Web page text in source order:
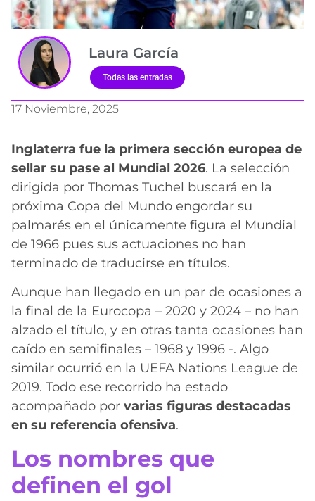
Laura García
Todas las entradas
17 Noviembre, 2025
Inglaterra fue la primera sección europea de
sellar su pase al Mundial 2026. La selección
dirigida por Thomas Tuchel buscará en la
próxima Copa del Mundo engordar su
palmarés en el únicamente figura el Mundial
de 1966 pues sus actuaciones no han
terminado de traducirse en títulos.
Aunque han llegado en un par de ocasiones a
la final de la Eurocopa – 2020 y 2024 – no han
alzado el título, y en otras tanta ocasiones han
caído en semifinales – 1968 y 1996 -. Algo
similar ocurrió en la UEFA Nations League de
2019. Todo ese recorrido ha estado
acompañado por varias figuras destacadas
en su referencia ofensiva.
Los nombres que
definen el gol